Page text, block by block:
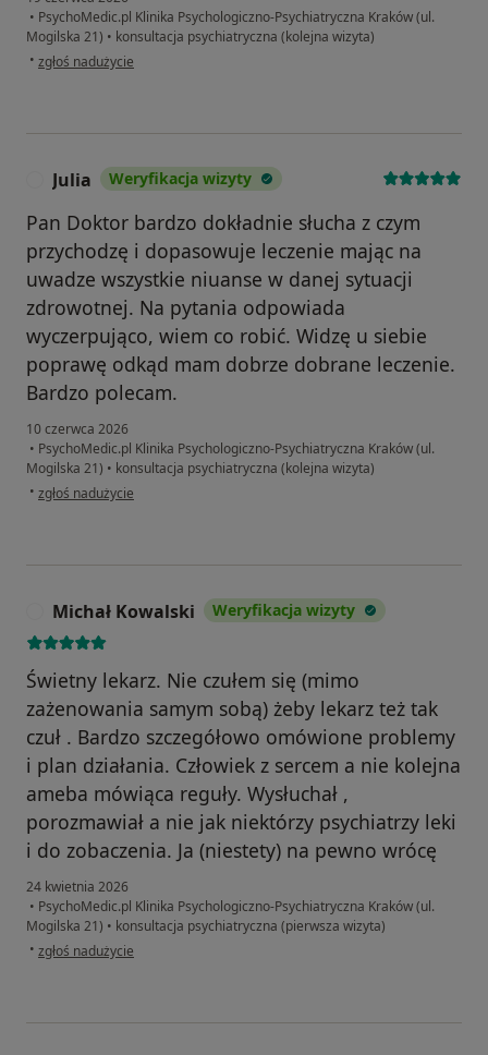
• PsychoMedic.pl Klinika Psychologiczno-Psychiatryczna Kraków (ul.
Mogilska 21) • konsultacja psychiatryczna (kolejna wizyta)
• w opinii użytkownika Wojciech
zgłoś nadużycie
Julia Weryfikacja wizyty
Pan Doktor bardzo dokładnie słucha z czym
przychodzę i dopasowuje leczenie mając na
uwadze wszystkie niuanse w danej sytuacji
zdrowotnej. Na pytania odpowiada
wyczerpująco, wiem co robić. Widzę u siebie
poprawę odkąd mam dobrze dobrane leczenie.
Bardzo polecam.
10 czerwca 2026
• PsychoMedic.pl Klinika Psychologiczno-Psychiatryczna Kraków (ul.
Mogilska 21) • konsultacja psychiatryczna (kolejna wizyta)
• w opinii użytkownika Julia
zgłoś nadużycie
Michał Kowalski Weryfikacja wizyty
Świetny lekarz. Nie czułem się (mimo
zażenowania samym sobą) żeby lekarz też tak
czuł . Bardzo szczegółowo omówione problemy
i plan działania. Człowiek z sercem a nie kolejna
ameba mówiąca reguły. Wysłuchał ,
porozmawiał a nie jak niektórzy psychiatrzy leki
i do zobaczenia. Ja (niestety) na pewno wrócę
24 kwietnia 2026
• PsychoMedic.pl Klinika Psychologiczno-Psychiatryczna Kraków (ul.
Mogilska 21) • konsultacja psychiatryczna (pierwsza wizyta)
• w opinii użytkownika Michał Kowalski
zgłoś nadużycie